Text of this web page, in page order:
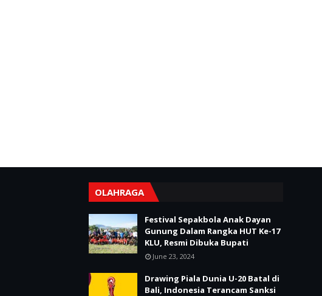
OLAHRAGA
Festival Sepakbola Anak Dayan
Gunung Dalam Rangka HUT Ke-17
KLU, Resmi Dibuka Bupati
June 23, 2024
Drawing Piala Dunia U-20 Batal di
Bali, Indonesia Terancam Sanksi